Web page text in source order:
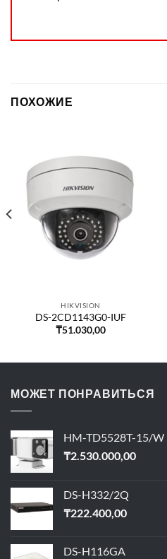
ПОХОЖИЕ
HIKVISION
DS-2CD1143G0-IUF
₸51.030,00
МОЖЕТ ПОНРАВИТЬСЯ
HM-TD5528T-15/W
₸2.530.000,00
DS-H332/2Q
₸222.400,00
DS-H116GA